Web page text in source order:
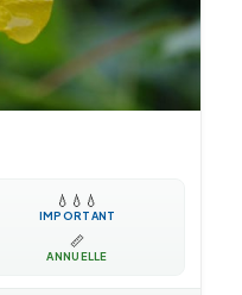
💧 💧 💧
IMPORTANT
📏
ANNUELLE